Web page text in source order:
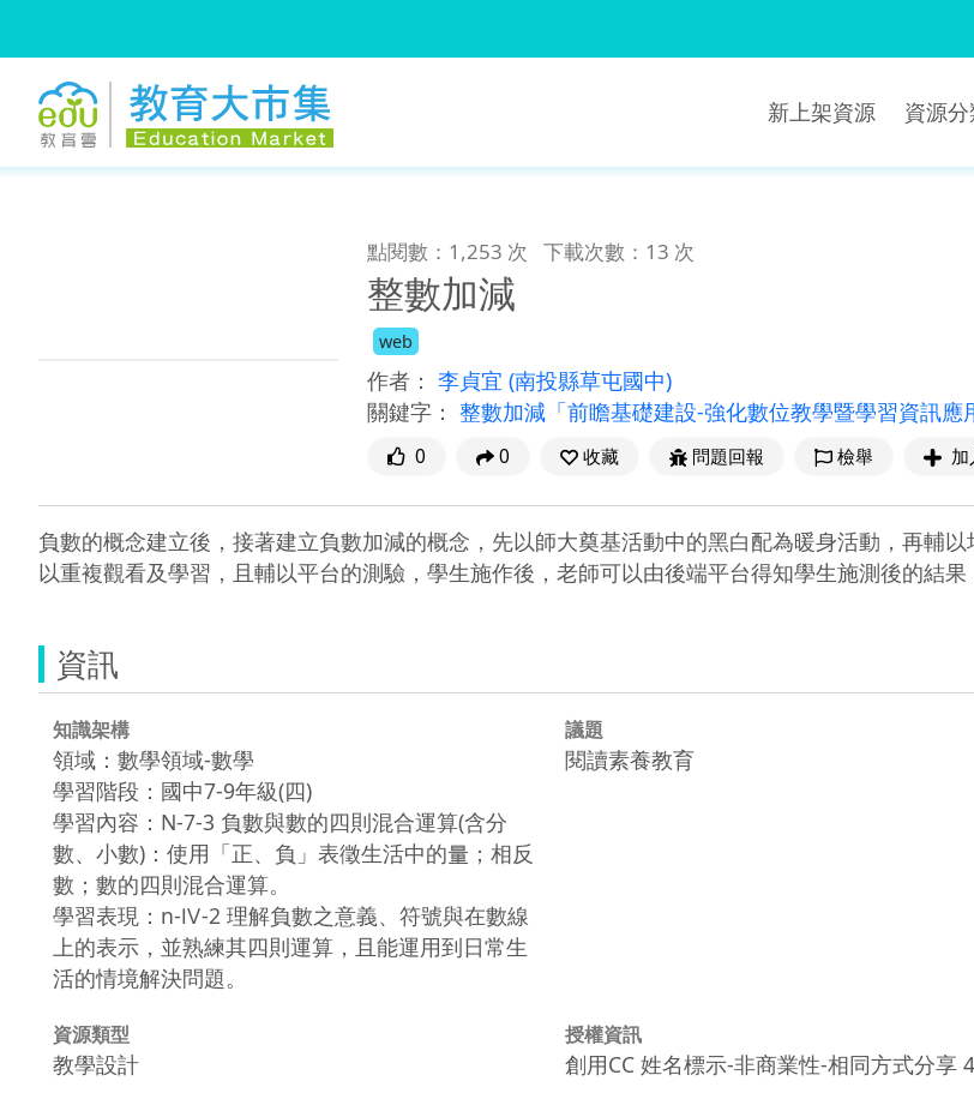
新上架資源 資源
點閱數：1,253 次 下載次數：13 次
整數加減
web
作者： 李貞宜 (南投縣草屯國中)
關鍵字： 整數加減「前瞻基礎建設-強化數位教學暨學習資訊應
0 0 收藏 問題回報 檢舉
負數的概念建立後，接著建立負數加減的概念，先以師大奠基活動中的黑白配為暖身活動，再輔
以重複觀看及學習，且輔以平台的測驗，學生施作後，老師可以由後端平台得知學生施測後的結果
資訊
知識架構
領域：數學領域-數學
學習階段：國中7-9年級(四)
學習內容：N-7-3 負數與數的四則混合運算(含分
數、小數)：使用「正、負」表徵生活中的量；相反
數；數的四則混合運算。
學習表現：n-Ⅳ-2 理解負數之意義、符號與在數線
上的表示，並熟練其四則運算，且能運用到日常生
活的情境解決問題。
議題
閱讀素養教育
資源類型
教學設計
授權資訊
創用CC 姓名標示-非商業性-相同方式分享